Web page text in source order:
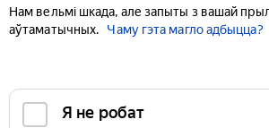
Нам вельмі шкада, але запыты з вашай
аўтаматычных.
Чаму гэта магло адбыцца?
Я не робат